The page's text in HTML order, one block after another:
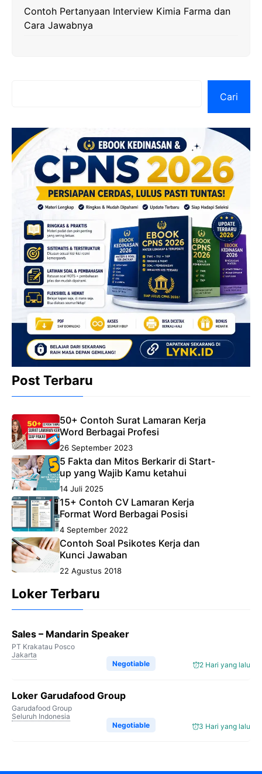
Contoh Pertanyaan Interview Kimia Farma dan
Cara Jawabnya
Cari
Post Terbaru
50+ Contoh Surat Lamaran Kerja
Word Berbagai Profesi
26 September 2023
5 Fakta dan Mitos Berkarir di Start-
up yang Wajib Kamu ketahui
14 Juli 2025
15+ Contoh CV Lamaran Kerja
Format Word Berbagai Posisi
4 September 2022
Contoh Soal Psikotes Kerja dan
Kunci Jawaban
22 Agustus 2018
Loker Terbaru
Sales – Mandarin Speaker
PT Krakatau Posco
Jakarta
2 Hari yang lalu
Negotiable
Loker Garudafood Group
Garudafood Group
Seluruh Indonesia
3 Hari yang lalu
Negotiable